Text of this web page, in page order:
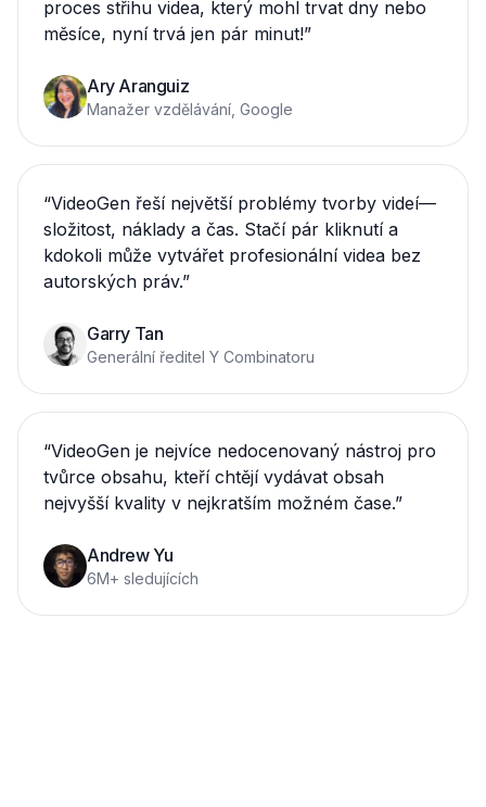
proces střihu videa, který mohl trvat dny nebo
měsíce, nyní trvá jen pár minut!”
Ary Aranguiz
Manažer vzdělávání, Google
“VideoGen řeší největší problémy tvorby videí—
složitost, náklady a čas. Stačí pár kliknutí a
kdokoli může vytvářet profesionální videa bez
autorských práv.”
Garry Tan
Generální ředitel Y Combinatoru
“VideoGen je nejvíce nedocenovaný nástroj pro
tvůrce obsahu, kteří chtějí vydávat obsah
nejvyšší kvality v nejkratším možném čase.”
Andrew Yu
6M+ sledujících